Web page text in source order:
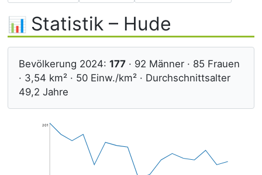
Statistik – Hude
Bevölkerung 2024:177 · 92 Männer · 85 Frauen
· 3,54 km² · 50 Einw./km² · Durchschnittsalter
49,2 Jahre
201